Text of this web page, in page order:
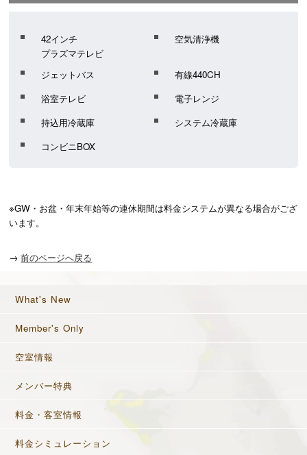
42インチ
プラズマテレビ
空気清浄機
ジェットバス
有線440CH
浴室テレビ
電子レンジ
持込用冷蔵庫
システム冷蔵庫
コンビニBOX
※GW・お盆・年末年始等の連休期間は料金システムが異なる場合がござ
います。
→ 前のページへ戻る
What's New
Member's Only
空室情報
メンバー特典
料金・客室情報
料金シミュレーション